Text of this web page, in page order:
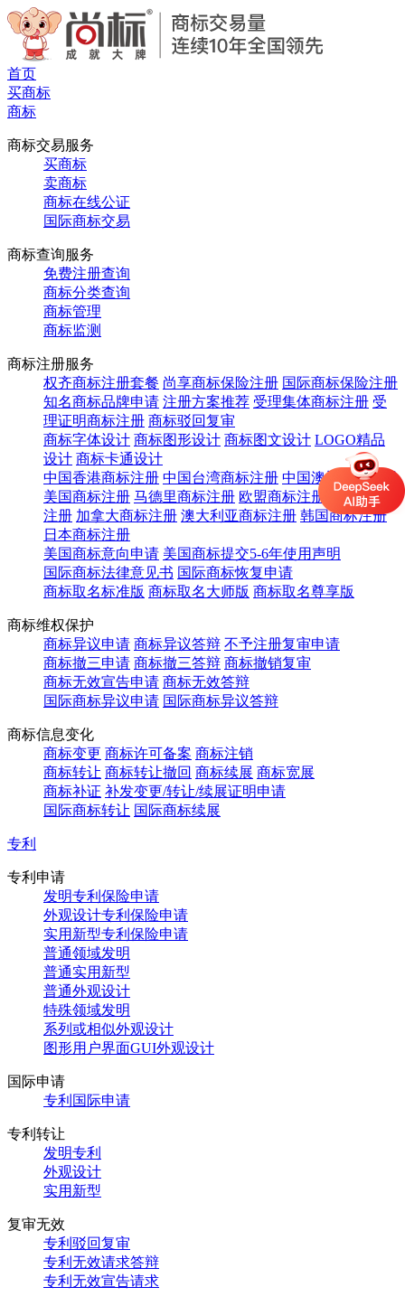
首页
买商标
商标
商标交易服务
买商标
卖商标
商标在线公证
国际商标交易
商标查询服务
免费注册查询
商标分类查询
商标管理
商标监测
商标注册服务
权齐商标注册套餐 尚享商标保险注册 国际商标保险注册
知名商标品牌申请 注册方案推荐 受理集体商标注册 受
理证明商标注册 商标驳回复审
商标字体设计 商标图形设计 商标图文设计 LOGO精品
设计 商标卡通设计
中国香港商标注册 中国台湾商标注册 中国澳门商标注册
美国商标注册 马德里商标注册 欧盟商标注册
英国商标
注册 加拿大商标注册 澳大利亚商标注册 韩国商标注册
日本商标注册
美国商标意向申请 美国商标提交5-6年使用声明
国际商标法律意见书 国际商标恢复申请
商标取名标准版 商标取名大师版 商标取名尊享版
商标维权保护
商标异议申请 商标异议答辩 不予注册复审申请
商标撤三申请 商标撤三答辩 商标撤销复审
商标无效宣告申请 商标无效答辩
国际商标异议申请 国际商标异议答辩
商标信息变化
商标变更 商标许可备案 商标注销
商标转让 商标转让撤回 商标续展 商标宽展
商标补证 补发变更/转让/续展证明申请
国际商标转让 国际商标续展
专利
专利申请
发明专利保险申请
外观设计专利保险申请
实用新型专利保险申请
普通领域发明
普通实用新型
普通外观设计
特殊领域发明
系列或相似外观设计
图形用户界面GUI外观设计
国际申请
专利国际申请
专利转让
发明专利
外观设计
实用新型
复审无效
专利驳回复审
专利无效请求答辩
专利无效宣告请求